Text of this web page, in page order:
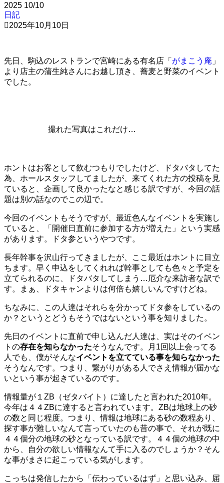
2025 10/10
日記
2025年10月10日
先日、駒込のレストランで宮崎にある有名店「 がまこう庵 」
より店主の蒲生純さんにお越し頂き、蕎麦と野菜のイベント
でした。
撮れた写真はこれだけ…
ホントはお客として飲むつもりでしたけど、ドタバタしてた
為、ホールスタッフしてましたが、来てくれた方の投稿を見
ていると、企画して良かったなと感じる訳ですが、今回の話
題は別の話なのでこの辺で。
今回のイベントもそうですが、最近色んなイベントを実施し
ていると、「開催日直前に参加する方が増えた」という実感
があります。ドタ参というやつです。
長年幹事を沢山行ってきましたが、ここ最近はホントに目立
ちます。早く申込をしてくれれば幹事としても色々と予定を
立てられるのに、ドタバタしてしまう…厄介な来訪者な訳で
す。まぁ、ドタキャンよりは何倍も嬉しいんですけどね。
ちなみに、この人達はそれらを分かってドタ参をしているの
か？というとどうもそうではないという事を知りました。
先日のイベントに直前で申し込んだ人達は、実はそのイベン
トの存在を知らなかったそうなんです。月1回以上会ってる
人でも、僕がそんなイベントを立てている事を知らなかった
そうなんです。つまり、繋がりがある人でさえ情報が届かな
いという事が起きているのです。
情報量が１ZB（ゼタバイト）に達したと言われた2010年。
今年は４４ZBに達すると言われています。ZBは地球上の砂
の数と同じ程度。つまり、情報は地球にある砂の数程あり、
探す事が難しいなんて言っていたのも昔の事で、それが既に
４４個分の地球の砂となっている訳です。４４個の地球の中
から、自分の欲しい情報なんて手に入るのでしょうか？そん
な事がまさに起こっている気がします。
こっちは発信したから「伝わっているはず」と思い込み、届